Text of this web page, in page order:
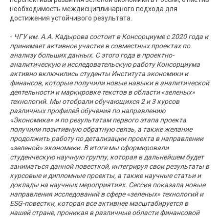
необходимость междисциплинарного подхода для
достижения устойчивого результата.
- ЧГУ им. А.А. Кадырова состоит в Консорциуме с 2020 года и
принимает активное участие в совместных проектах по
анализу больших данных. С этого года в проектно-
аналитическую и исследовательскую работу Консорциума
активно включились студенты Института экономики и
финансов, которые получили новые навыки в аналитической
деятельности и маркировке текстов в области «зеленых»
технологий. Мы отобрали обучающихся 2 и 3 курсов
различных профилей обучения по направлению
«Экономика» и по результатам первого этапа проекта
получили позитивную обратную связь, а также желание
продолжить работу по детализации проекта в направлении
«зеленой» экономики. В итоге мы сформировали
студенческую научную группу, которая в дальнейшем будет
заниматься данной повесткой, интегрируя свои результаты в
курсовые и дипломные проекты, а также научные статьи и
доклады на научных мероприятиях. Сессия показала новые
направления исследований в сфере «зеленых» технологий и
ESG-повестки, которая все активнее масштабируется в
нашей стране, проникая в различные области финансовой